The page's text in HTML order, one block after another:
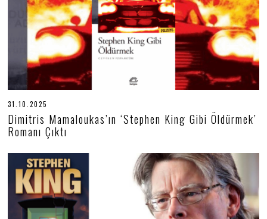
31.10.2025
1
.
1
0
2
0
2
5
Dimitris Mamaloukas’ın ‘Stephen King Gibi Öldürmek’
Romanı Çıktı